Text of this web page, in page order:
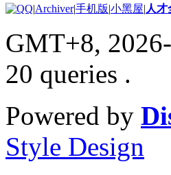
|Archiver|手机版|小黑屋| 人
GMT+8,
20 queries .
Powered by
Style Design